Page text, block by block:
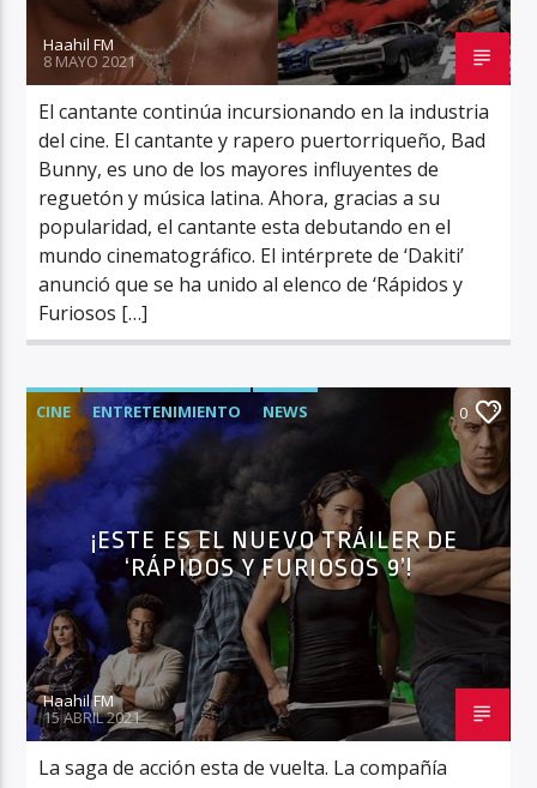
Haahil FM
8 MAYO 2021
El cantante continúa incursionando en la industria
del cine. El cantante y rapero puertorriqueño, Bad
Bunny, es uno de los mayores influyentes de
reguetón y música latina. Ahora, gracias a su
popularidad, el cantante esta debutando en el
mundo cinematográfico. El intérprete de ‘Dakiti’
anunció que se ha unido al elenco de ‘Rápidos y
Furiosos […]
CINE ENTRETENIMIENTO NEWS 0
¡ESTE ES EL NUEVO TRÁILER DE
‘RÁPIDOS Y FURIOSOS 9’!
Haahil FM
15 ABRIL 2021
La saga de acción esta de vuelta. La compañía